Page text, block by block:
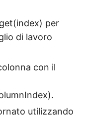
per
di lavoro
con il
utilizzando